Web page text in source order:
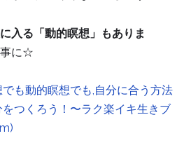
入る「動的瞑想」もありま
に☆
も動的瞑想でも,自分に合う方法
つくろう！〜ラク楽イキ生きブ